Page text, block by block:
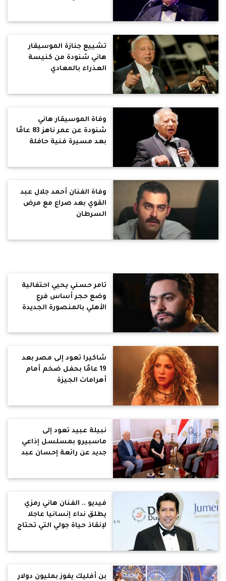
تشييع جنازة الموسيقار
هاني شنودة من كنيسة
العذراء بالمعادي
وفاة الموسيقار هاني
شنودة عن عمر ناهز 83 عامًا
بعد مسيرة فنية حافلة
وفاة الفنان أحمد جلال عبد
القوي بعد صراع مع مرض
السرطان
تامر حسني يحيي احتفالية
وضع حجر أساس فرع
الأهلي بالمنصورة الجديدة
شاكيرا تعود إلى مصر بعد
19 عامًا بحفل ضخم أمام
أهرامات الجيزة
نبيلة عبيد تعود إلى
ماسبيرو بمسلسل إذاعي
جديد عن رائعة إحسان عبد
فيديو .. الفنان هاني رمزي
يطلق نداء إنسانيا عاجلا
لإنقاذ حياة جولي التي تحتاج
بن أفليك يفوز بمليون دولار